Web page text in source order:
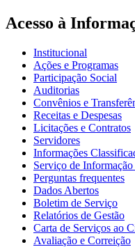
Acesso à
Institucional
Ações e Programas
Participação Social
Auditorias
Convênios e
Receitas e Despesas
Licitações e Contratos
Servidores
Informações
Serviço de
Perguntas frequentes
Dados Abertos
Boletim de Serviço
Relatórios de Gestão
Carta de Serviços ao
Avaliação e Correição